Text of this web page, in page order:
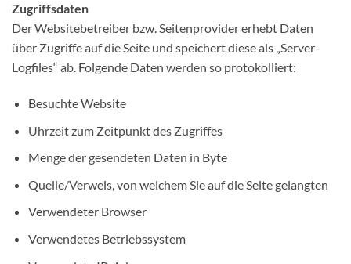
Zugriffsdaten
Der Websitebetreiber bzw. Seitenprovider erhebt Daten
über Zugriffe auf die Seite und speichert diese als „Server-
Logfiles“ ab. Folgende Daten werden so protokolliert:
Besuchte Website
Uhrzeit zum Zeitpunkt des Zugriffes
Menge der gesendeten Daten in Byte
Quelle/Verweis, von welchem Sie auf die Seite gelangten
Verwendeter Browser
Verwendetes Betriebssystem